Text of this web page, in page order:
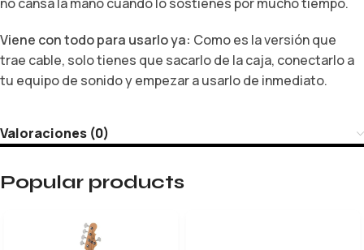
no cansa la mano cuando lo sostienes por mucho tiempo.
Viene con todo para usarlo ya: Como es la versión que
trae cable, solo tienes que sacarlo de la caja, conectarlo a
tu equipo de sonido y empezar a usarlo de inmediato.
Valoraciones (0)
Popular products